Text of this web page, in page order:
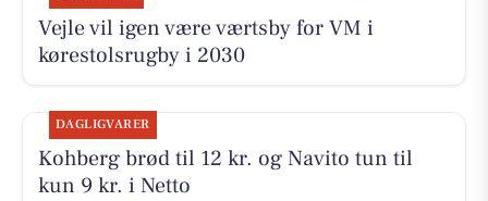
Vejle vil igen være værtsby for VM i
kørestolsrugby i 2030
DAGLIGVARER
Kohberg brød til 12 kr. og Navito tun til
kun 9 kr. i Netto